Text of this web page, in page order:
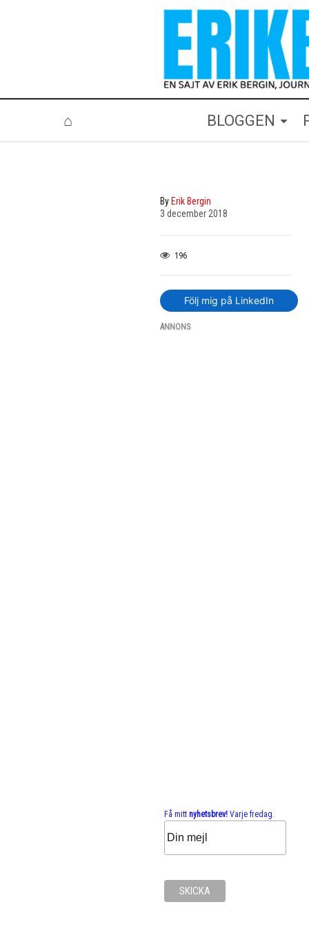
BLOGGEN
⌂
ByErik Bergin
3 december 2018
196
Följ mig på LinkedIn
ANNONS
Få mitt nyhetsbrev!Varje fredag.